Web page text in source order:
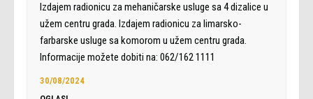
Izdajem radionicu za mehaničarske usluge sa 4 dizalice u
užem centru grada. Izdajem radionicu za limarsko-
farbarske usluge sa komorom u užem centru grada.
Informacije možete dobiti na: 062/162 1111
30/08/2024